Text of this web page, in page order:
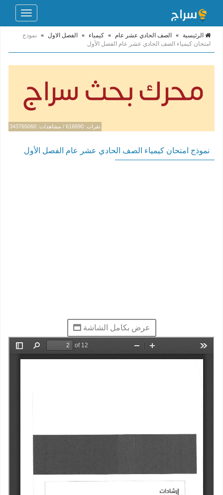
Toggle
الرئيسية » الصف الحادي عشر عام » كيمياء » الفصل الاول » نموذج
امتحان كيمياء الصف الحادي عشر عام الفصل الأول
نقرات: 616690 / مشاهدات: 343765060
نموذج امتحان كيمياء الصف الحادي عشر عام الفصل الأول
عرض بكامل الشاشة